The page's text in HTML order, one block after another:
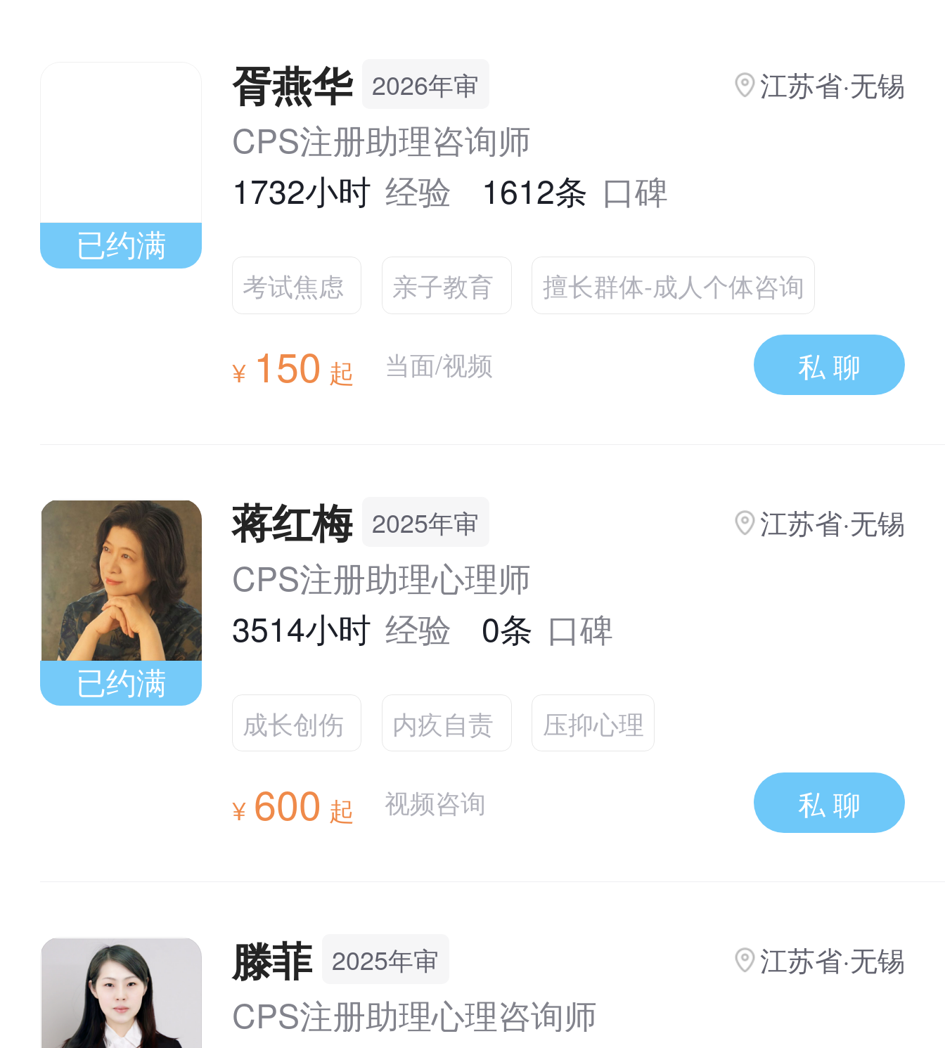
已约满
胥燕华 2026年审 江苏省·无锡
CPS注册助理咨询师
1732小时 经验 1612条 口碑
考试焦虑 亲子教育 擅长群体-成人个体咨询
¥ 150 起 当面/视频 私 聊
已约满
蒋红梅 2025年审 江苏省·无锡
CPS注册助理心理师
3514小时 经验 0条 口碑
成长创伤 内疚自责 压抑心理
¥ 600 起 视频咨询 私 聊
滕菲 2025年审 江苏省·无锡
CPS注册助理心理咨询师